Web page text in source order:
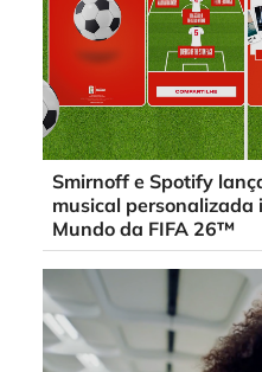
Smirnoff e Spotify
musical personalizada
Mundo da FIFA 26™